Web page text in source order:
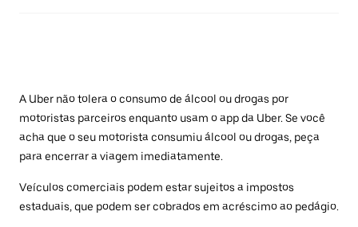
A Uber não tolera o consumo de álcool ou drogas por
motoristas parceiros enquanto usam o app da Uber. Se você
acha que o seu motorista consumiu álcool ou drogas, peça
para encerrar a viagem imediatamente.
Veículos comerciais podem estar sujeitos a impostos
estaduais, que podem ser cobrados em acréscimo ao pedágio.